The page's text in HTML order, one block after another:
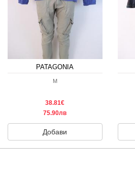
PATAGONIA
M
38.81€
75.90лв
Добави